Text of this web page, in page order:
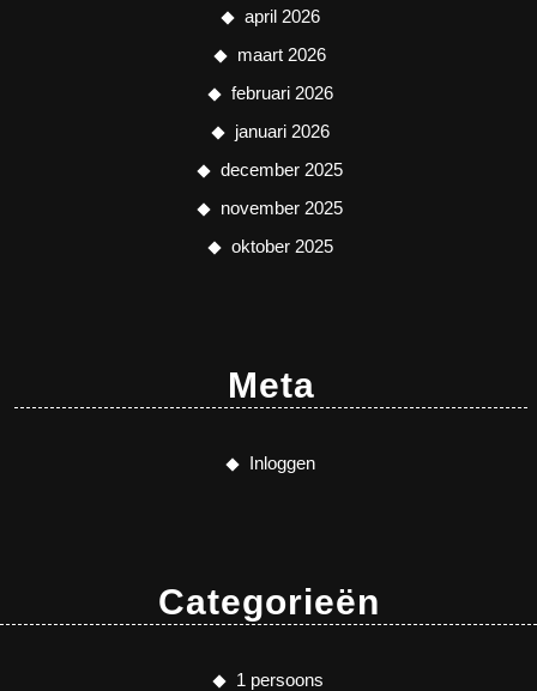
april 2026
maart 2026
februari 2026
januari 2026
december 2025
november 2025
oktober 2025
Meta
Inloggen
Categorieën
1 persoons